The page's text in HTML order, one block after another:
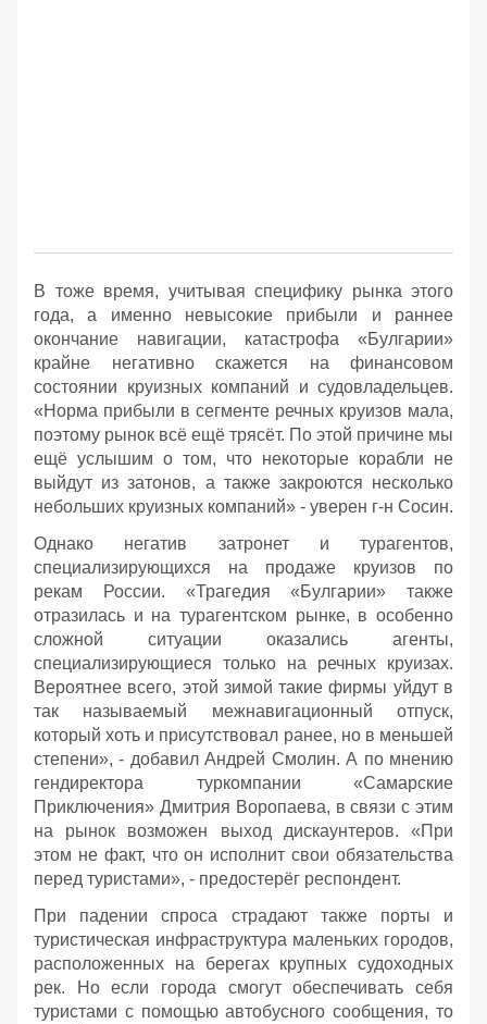
В тоже время, учитывая специфику рынка этого
года, а именно невысокие прибыли и раннее
окончание навигации, катастрофа «Булгарии»
крайне негативно скажется на финансовом
состоянии круизных компаний и судовладельцев.
«Норма прибыли в сегменте речных круизов мала,
поэтому рынок всё ещё трясёт. По этой причине мы
ещё услышим о том, что некоторые корабли не
выйдут из затонов, а также закроются несколько
небольших круизных компаний» - уверен г-н Сосин.
Однако негатив затронет и турагентов,
специализирующихся на продаже круизов по
рекам России. «Трагедия «Булгарии» также
отразилась и на турагентском рынке, в особенно
сложной ситуации оказались агенты,
специализирующиеся только на речных круизах.
Вероятнее всего, этой зимой такие фирмы уйдут в
так называемый межнавигационный отпуск,
который хоть и присутствовал ранее, но в меньшей
степени», - добавил Андрей Смолин. А по мнению
гендиректора туркомпании «Самарские
Приключения» Дмитрия Воропаева, в связи с этим
на рынок возможен выход дискаунтеров. «При
этом не факт, что он исполнит свои обязательства
перед туристами», - предостерёг респондент.
При падении спроса страдают также порты и
туристическая инфраструктура маленьких городов,
расположенных на берегах крупных судоходных
рек. Но если города смогут обеспечивать себя
туристами с помощью автобусного сообщения, то